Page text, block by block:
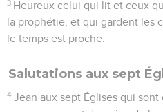
3 Heureux celui qui lit et ceux
la prophétie, et qui gardent les
le temps est proche.
Salutations aux sept
4 Jean aux sept Églises qui